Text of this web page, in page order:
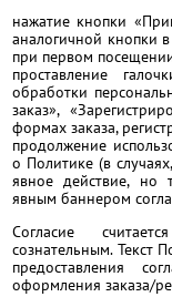
нажатие кнопки
аналогичной кнопки
при первом
проставление
обработки
заказ»,
формах заказа,
продолжение
о Политике (в
явное действие, но
явным баннером
Согласие
сознательным. Текст
предоставления
оформления заказа/